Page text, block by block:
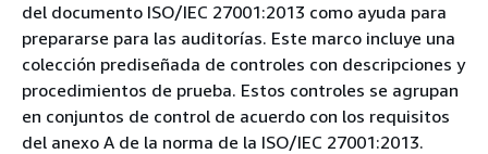
del documento ISO/IEC 27001:2013 como ayuda para
prepararse para las auditorías. Este marco incluye una
colección prediseñada de controles con descripciones y
procedimientos de prueba. Estos controles se agrupan
en conjuntos de control de acuerdo con los requisitos
del anexo A de la norma de la ISO/IEC 27001:2013.